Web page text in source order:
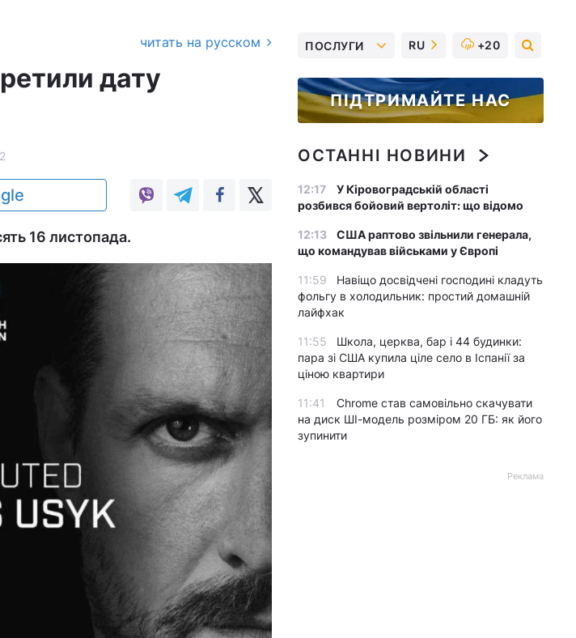
читать на русском
дату
16 листопада.
ПОСЛУГИ RU +20
ПІДТРИМАЙТЕ НАС
ОСТАННІ НОВИНИ
12:17
У Кіровоградській області
розбився бойовий вертоліт: що відомо
12:13
США раптово звільнили генерала,
що командував військами у Європі
11:59
Навіщо досвідчені господині кладуть
фольгу в холодильник: простий домашній
лайфхак
11:55
Школа, церква, бар і 44 будинки:
пара зі США купила ціле село в Іспанії за
ціною квартири
11:41
Chrome став самовільно скачувати
на диск ШІ-модель розміром 20 ГБ: як його
зупинити
Реклама